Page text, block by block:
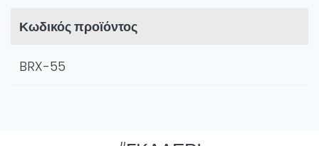
Κωδικός προϊόντος
BRX-55